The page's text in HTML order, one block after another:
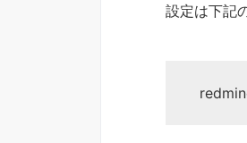
設定は下記